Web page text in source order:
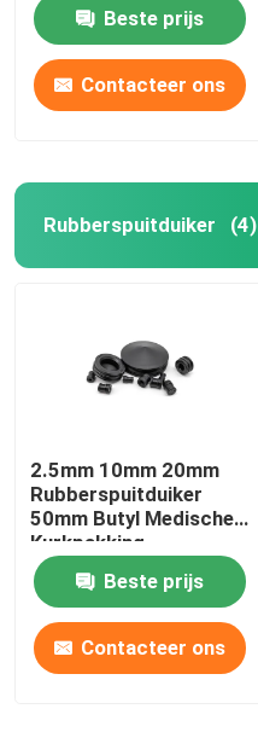
Beste prijs
Contacteer ons
Rubberspuitduiker (4)
2.5mm 10mm 20mm
Rubberspuitduiker
50mm Butyl Medische
Kurkpakking
Beste prijs
Contacteer ons